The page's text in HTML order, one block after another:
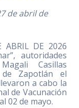
de abril de
ABRIL DE 2026
autoridades
Casillas
de Zapotlán el
a cabo la
de Vacunación
02 de mayo.